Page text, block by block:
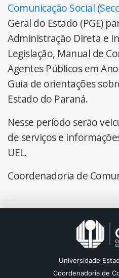
Comunicação Social
Geral do Estado (PGE)
Administração Direta e
Legislação, Manual de
Agentes Públicos em
Guia de orientações
Estado do Paraná.
Nesse período serão
de serviços e
UEL.
Coordenadoria de
Universidade
Coordenadoria de